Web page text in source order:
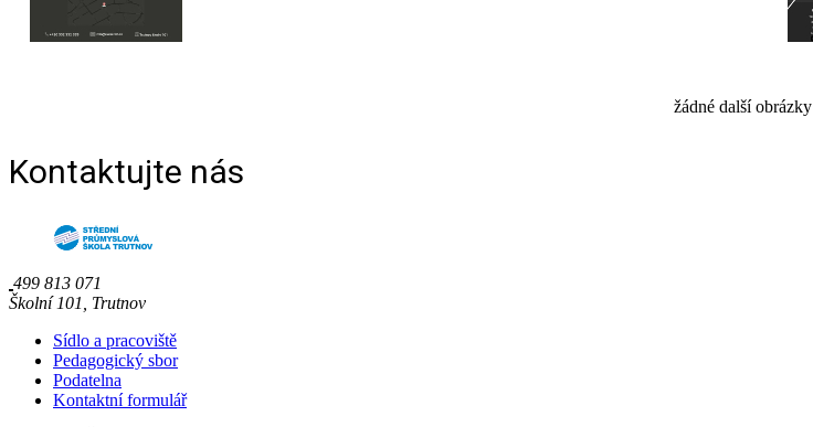
žádné další obrázky
Kontaktujte nás
499 813 071
Školní 101, Trutnov
Sídlo a pracoviště
Pedagogický sbor
Podatelna
Kontaktní formulář